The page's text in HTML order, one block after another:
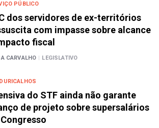
PÚBLICO
dos servidores de ex-territórios
com impasse sobre alcance
fiscal
CARVALHO | LEGISLATIVO
do STF ainda não garante
de projeto sobre supersalários